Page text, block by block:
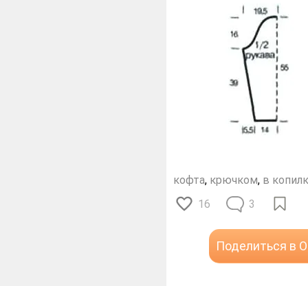
кофта, крючком, в
16
3
Поделиться в